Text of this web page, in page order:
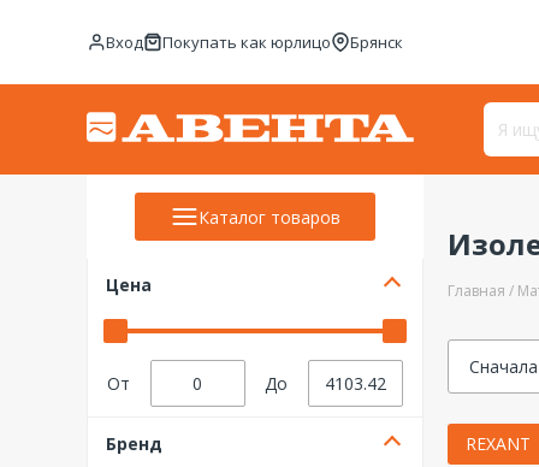
Вход Покупать как юрлицо Брянск
Каталог товаров
Цена
От До
Бренд
Главная
REXANT